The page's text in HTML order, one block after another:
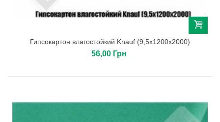
Гипсокартон влагостойкий Knauf (9,5х1200х2000)
56,00 Грн